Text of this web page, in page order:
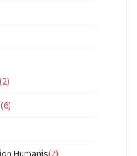
(2)
(6)
Humanis(2)